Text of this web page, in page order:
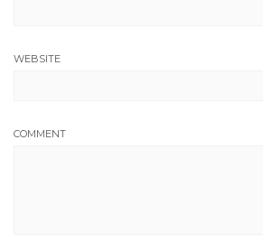
WEBSITE
COMMENT